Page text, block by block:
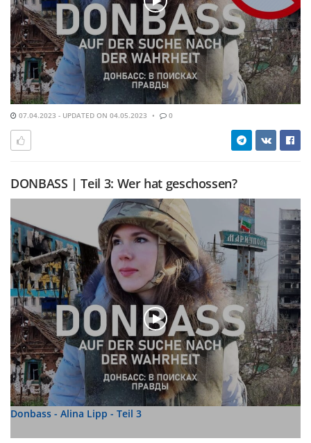
07.04.2023 - UPDATED ON 04.05.2023 0
DONBASS | Teil 3: Wer hat geschossen?
Donbass - Alina Lipp - Teil 3